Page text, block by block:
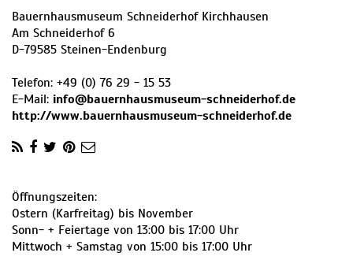
Bauernhausmuseum Schneiderhof Kirchhausen
Am Schneiderhof 6
D-79585 Steinen-Endenburg
Telefon: +49 (0) 76 29 - 15 53
E-Mail: info@bauernhausmuseum-schneiderhof.de
http://www.bauernhausmuseum-schneiderhof.de
Öffnungszeiten:
Ostern (Karfreitag) bis November
Sonn- + Feiertage von 13:00 bis 17:00 Uhr
Mittwoch + Samstag von 15:00 bis 17:00 Uhr